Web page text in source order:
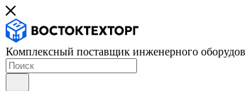
Комплексный поставщик инженерного